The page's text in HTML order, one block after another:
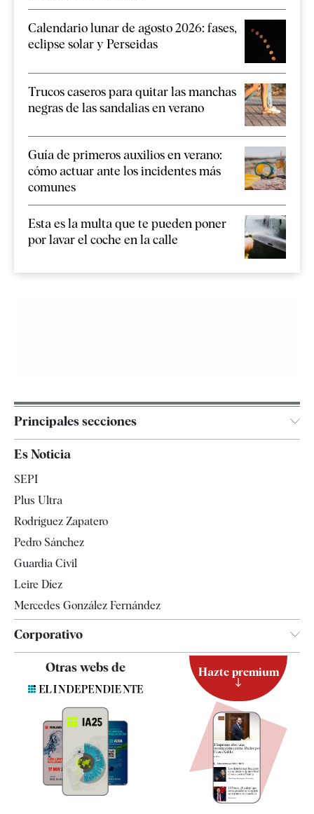
Calendario lunar de agosto 2026: fases,
eclipse solar y Perseidas
Trucos caseros para quitar las manchas
negras de las sandalias en verano
Guía de primeros auxilios en verano:
cómo actuar ante los incidentes más
comunes
Esta es la multa que te pueden poner
por lavar el coche en la calle
Principales secciones
España
Televisión
Es Noticia
SEPI
Plus Ultra
Rodríguez Zapatero
Pedro Sánchez
Guardia Civil
Leire Díez
Mercedes González Fernández
Corporativo
Contacto
Quiénes somos
Especificaciones
Otras webs de Hazte premium